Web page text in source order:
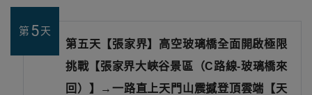
第 5天
第五天【張家界】高空玻璃橋全面開啟極限
挑戰【張家界大峽谷景區（C路線-玻璃橋來
回）】→一路直上天門山震撼登頂雲端【天